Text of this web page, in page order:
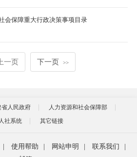
会保障重大行政决策事项目录
上一页 下一页 >>
省人民政府
人力资源和社会保障部
社系统
其它链接
使用帮助 网站申明 联系我们